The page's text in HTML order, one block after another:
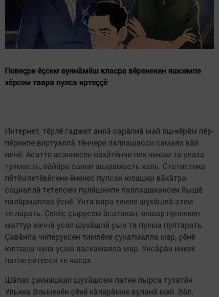
Повеçри ӗçсем вуннăмӗш класра вӗренекен яшсемпе
хӗрсем тавра пулса иртеççӗ
Интернет, тӗрлӗ гаджет анлă сарăлнă май яш-кӗрӗм пӗр-
пӗринпе виртуаллă тӗнчере паллашасси самаях вăй
илчӗ. Асатте-асаннесен вăхăтӗнчи пек никам та улаха
тухмасть, вăйăра савни шырамасть халь. Статистика
пӗтӗмлетӗвӗсене ӗненес пулсан юлашки вăхăтра
социаллă тетелсем пулăшнипе паллашакансен йышӗ
палăрмаллах ӳснӗ. Унта вара темле шухăшлă этем
те ларать. Çепӗç çырусем ăсатакан, япшар пуплекен
маттур каччă усал шухăшлă çын та пулма пултарать.
Çавăнпа чиперуксен тимлӗхе çухатмалла мар, çӗнӗ
юлташа чуна уçма васкамалла мар. Унсăрăн инкек
патне çитесси те часах.
Шăпах çакнашкал шухăшсем патне пырса тухатăн
Улькка Эльменӗн çӗнӗ кăларăмне вуланă май. Вăл,